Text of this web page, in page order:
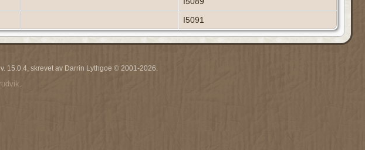
I5091
v. 15.0.4, skrevet av Darrin Lythgoe © 2001-2026.
.